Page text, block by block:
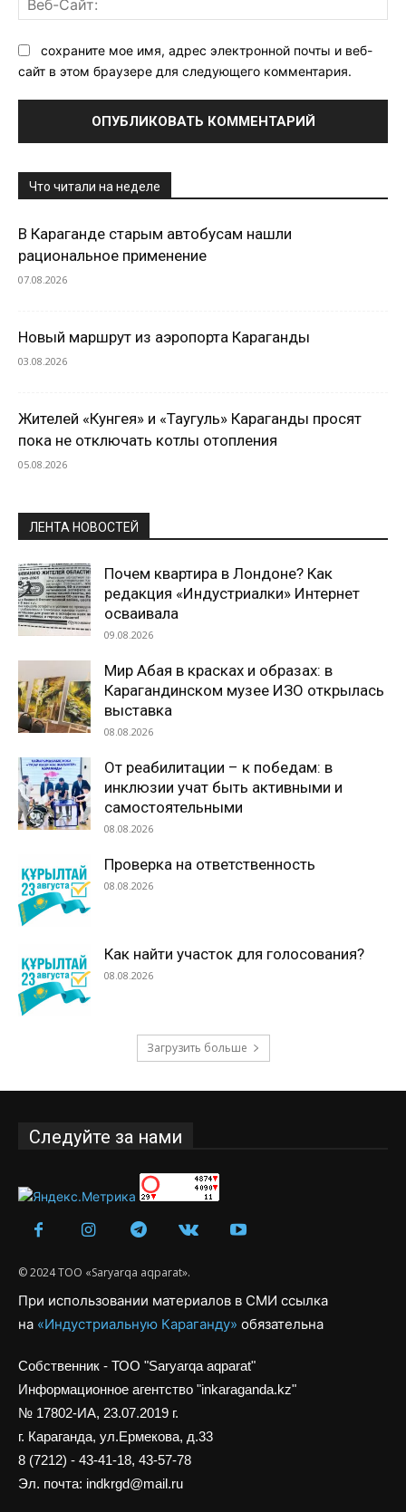
сохраните мое имя, адрес электронной почты и веб-
сайт в этом браузере для следующего комментария.
Что читали на неделе
В Караганде старым автобусам нашли
рациональное применение
07.08.2026
Новый маршрут из аэропорта Караганды
03.08.2026
Жителей «Кунгея» и «Таугуль» Караганды просят
пока не отключать котлы отопления
05.08.2026
ЛЕНТА НОВОСТЕЙ
Почем квартира в Лондоне? Как
редакция «Индустриалки» Интернет
осваивала
09.08.2026
Мир Абая в красках и образах: в
Карагандинском музее ИЗО открылась
выставка
08.08.2026
От реабилитации – к победам: в
инклюзии учат быть активными и
самостоятельными
08.08.2026
Проверка на ответственность
08.08.2026
Как найти участок для голосования?
08.08.2026
Загрузить больше
Следуйте за нами
© 2024 ТОО «Saryarqa aqparat».
При использовании материалов в СМИ ссылка
на «Индустриальную Караганду» обязательна
Собственник - ТОО "Saryarqa aqparat"
Информационное агентство "inkaraganda.kz"
№ 17802-ИА, 23.07.2019 г.
г. Караганда, ул.Ермекова, д.33
8 (7212) - 43-41-18, 43-57-78
Эл. почта: indkrgd@mail.ru